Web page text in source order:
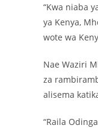
“Kwa niaba
ya Kenya,
wote wa
Nae Waziri
za
alisema
“Raila